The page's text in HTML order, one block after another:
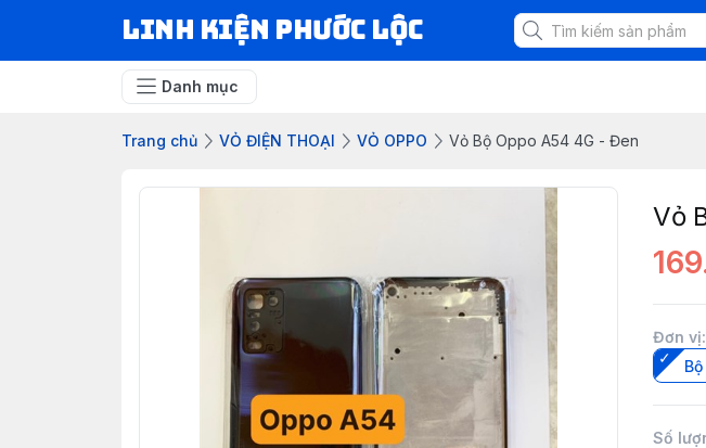
LINH KIỆN PHƯỚC LỘC
Danh mục
Trang chủ VỎ ĐIỆN THOẠI VỎ OPPO Vỏ Bộ Oppo A54 4G - Đen
Vỏ
Đơn vị:
Bộ
Số